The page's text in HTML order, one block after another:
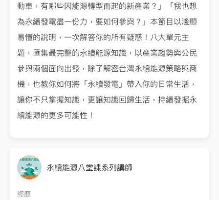
永續能源八堂課系列講師
經歷
動車，有哪些因能源轉型而起的新產業？」「我也想
為永續發電盡一份力，要如何參與？」本節目以淺顯
易懂的說明，一次解答你的所有疑惑！八大單元主
題，匯集最完整的永續能源知識，以產業趨勢與公民
參與兩個面向出發，除了解密台灣永續能源策略與商
機，也教你如何將「永續發電」帶入你的日常生活，
讓你不只掌握知識，更讓知識回歸生活，持續發掘永
續能源的更多可能性！